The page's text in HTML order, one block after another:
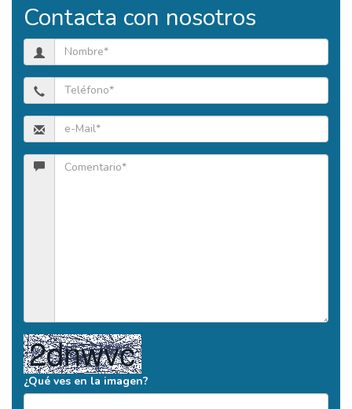
Contacta con nosotros
¿Qué ves en la imagen?